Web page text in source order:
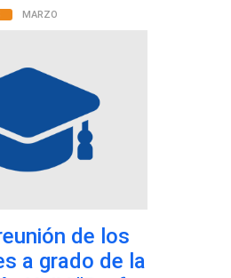
MARZO
de los
a grado de la